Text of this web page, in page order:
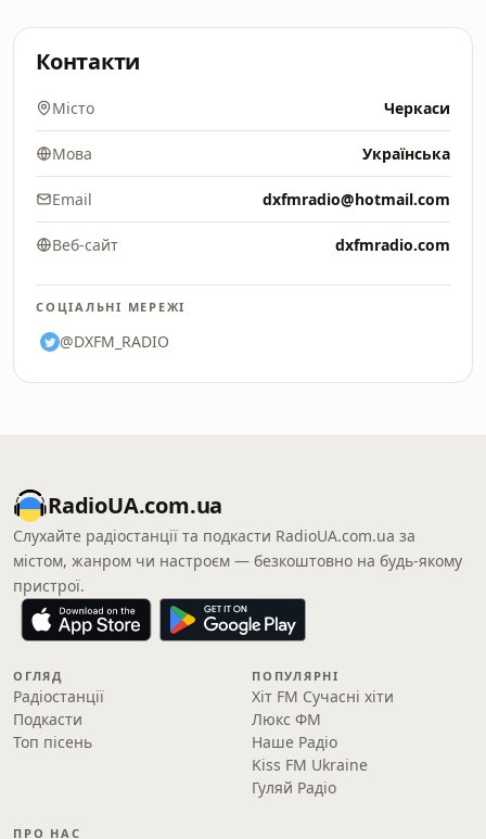
Контакти
Місто Черкаси
Мова Українська
Email dxfmradio@hotmail.com
Веб-сайт dxfmradio.com
СОЦІАЛЬНІ МЕРЕЖІ
@DXFM_RADIO
RadioUA.com.ua
Слухайте радіостанції та подкасти RadioUA.com.ua за
містом, жанром чи настроєм — безкоштовно на будь-якому
пристрої.
ОГЛЯД
Радіостанції
Подкасти
Топ пісень
ПОПУЛЯРНІ
Хіт FM Сучасні хіти
Люкс ФМ
Наше Радіо
Kiss FM Ukraine
Гуляй Радіо
ПРО НАС